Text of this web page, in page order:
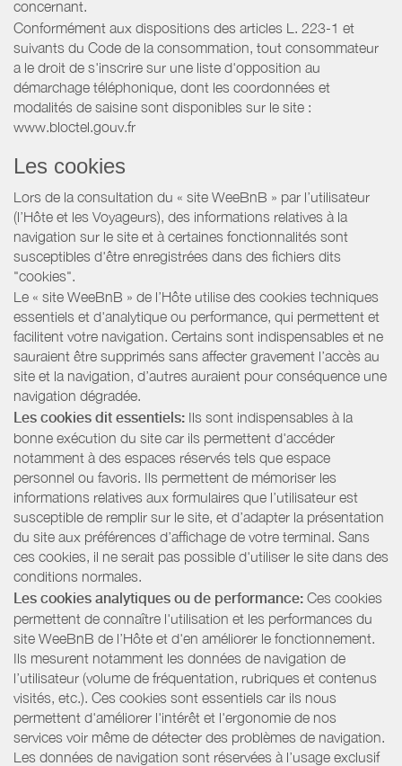
concernant.
Conformément aux dispositions des articles L. 223-1 et
suivants du Code de la consommation, tout consommateur
a le droit de s'inscrire sur une liste d'opposition au
démarchage téléphonique, dont les coordonnées et
modalités de saisine sont disponibles sur le site :
www.bloctel.gouv.fr
Les cookies
Lors de la consultation du « site WeeBnB » par l’utilisateur
(l’Hôte et les Voyageurs), des informations relatives à la
navigation sur le site et à certaines fonctionnalités sont
susceptibles d'être enregistrées dans des fichiers dits
"cookies".
Le « site WeeBnB » de l’Hôte utilise des cookies techniques
essentiels et d'analytique ou performance, qui permettent et
facilitent votre navigation. Certains sont indispensables et ne
sauraient être supprimés sans affecter gravement l’accès au
site et la navigation, d’autres auraient pour conséquence une
navigation dégradée.
Les cookies dit essentiels: Ils sont indispensables à la
bonne exécution du site car ils permettent d'accéder
notamment à des espaces réservés tels que espace
personnel ou favoris. Ils permettent de mémoriser les
informations relatives aux formulaires que l’utilisateur est
susceptible de remplir sur le site, et d’adapter la présentation
du site aux préférences d’affichage de votre terminal. Sans
ces cookies, il ne serait pas possible d'utiliser le site dans des
conditions normales.
Les cookies analytiques ou de performance: Ces cookies
permettent de connaître l'utilisation et les performances du
site WeeBnB de l’Hôte et d'en améliorer le fonctionnement.
Ils mesurent notamment les données de navigation de
l’utilisateur (volume de fréquentation, rubriques et contenus
visités, etc.). Ces cookies sont essentiels car ils nous
permettent d'améliorer l'intérêt et l'ergonomie de nos
services voir même de détecter des problèmes de navigation.
Les données de navigation sont réservées à l’usage exclusif